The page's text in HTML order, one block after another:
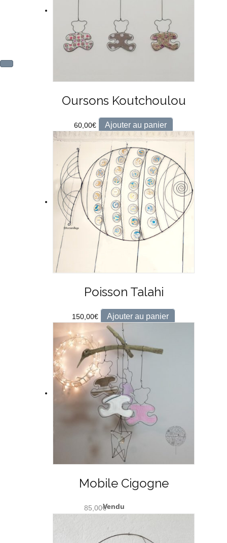
Oursons Koutchoulou
60,00€ Ajouter au panier
Poisson Talahi
150,00€ Ajouter au panier
Mobile Cigogne
85,00€